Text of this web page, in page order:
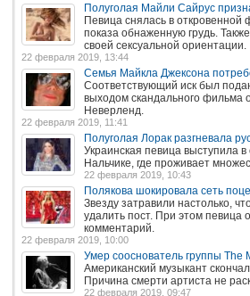
Полуголая Майли Сайрус
Певица снялась в откровенной
показа обнаженную грудь.
своей сексуальной ориентации.
22 февраля 2019, 13:44
Семья Майкла Джексона
Соответствующий иск был
выходом скандального фильма
Неверленд.
22 февраля 2019, 11:41
Полуголая Лорак разгневала
Украинская певица выступила
Нальчике, где проживает
22 февраля 2019, 10:43
Полякова шокировала сеть
Звезду затравили настолько,
удалить пост. При этом певица
комментарий.
22 февраля 2019, 10:00
Умер сооснователь группы The
Американский музыкант
Причина смерти артиста не
22 февраля 2019, 09:47